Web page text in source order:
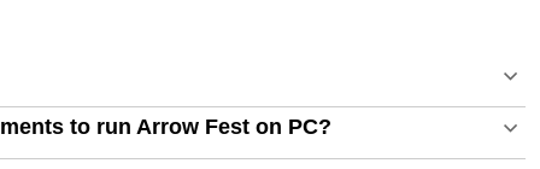
to run Arrow Fest on PC?